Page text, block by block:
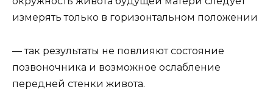
измерять только в горизонтальном положении
— так результаты не повлияют состояние
позвоночника и возможное ослабление
передней стенки живота.